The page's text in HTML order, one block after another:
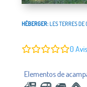
HÉBERGER:LES TERRES DE
0